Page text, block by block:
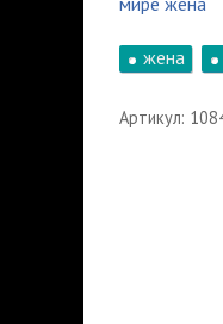
жена
Артикул: